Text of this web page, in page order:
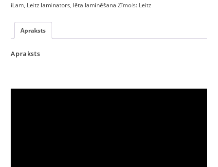
iLam, Leitz laminators, lēta laminēšana Zīmols: Leitz
Apraksts
Apraksts